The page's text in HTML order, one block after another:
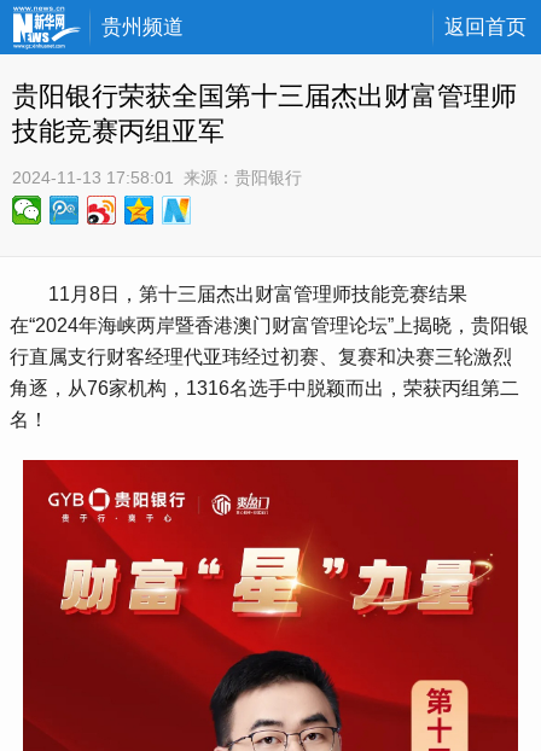
贵州频道 返回首页
贵阳银行荣获全国第十三届杰出财富管理师
技能竞赛丙组亚军
2024-11-13 17:58:01 来源： 贵阳银行
11月8日，第十三届杰出财富管理师技能竞赛结果
在“2024年海峡两岸暨香港澳门财富管理论坛”上揭晓，贵阳银
行直属支行财客经理代亚玮经过初赛、复赛和决赛三轮激烈
角逐，从76家机构，1316名选手中脱颖而出，荣获丙组第二
名！